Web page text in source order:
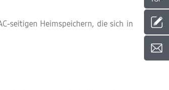
seitigen Heimspeichern, die sich in